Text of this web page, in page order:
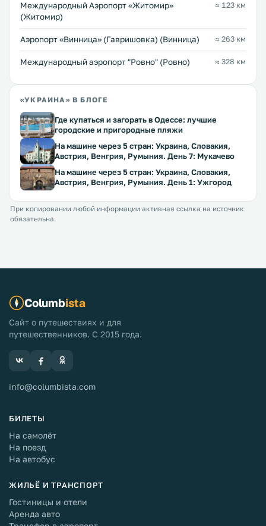
Международный Аэропорт «Житомир»
(Житомир)
≈ 123 км
Аэропорт «Винница» (Гавришовка) (Винница) ≈ 263 км
Междунарoдный аэропорт "Ровно" (Ровно) ≈ 328 км
«УКРАИНА» В БЛОГЕ
Где купаться и загорать в Одессе: лучшие
городские и пригородные пляжи
На машине через 5 стран: Украина, Словакия,
Австрия, Венгрия, Румыния. День 7: Мукачево
На машине через 5 стран: Украина, Словакия,
Австрия, Венгрия, Румыния. День 1: Ужгород
При копировании любой информации активная ссылка на источник
обязательна.
Columbista
Сайт о путешествиях и для
путешественников. С 2015 года.
info@columbista.com
БИЛЕТЫ
На самолёт
На поезд
На автобус
ЖИЛЬЁ И ТРАНСПОРТ
Гостиницы и отели
Аренда авто